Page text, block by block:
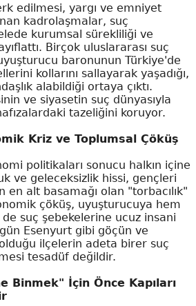
edilmesi, yargı ve emniyet
kadrolaşmalar, suç
kurumsal sürekliliği ve
Birçok uluslararası suç
baronunun Türkiye'de
kollarını sallayarak yaşadığı,
alabildiği ortaya çıktı.
ve siyasetin suç dünyasıyla
tazeliğini koruyor.
Kriz ve Toplumsal Çöküş
politikaları sonucu halkın içine
ve geleceksizlik hissi, gençleri
en alt basamağı olan "torbacılık"
çöküş, uyuşturucuya hem
suç şebekelerine ucuz insani
Esenyurt gibi göçün ve
ilçelerin adeta birer suç
tesadüf değildir.
Binmek" İçin Önce Kapıları